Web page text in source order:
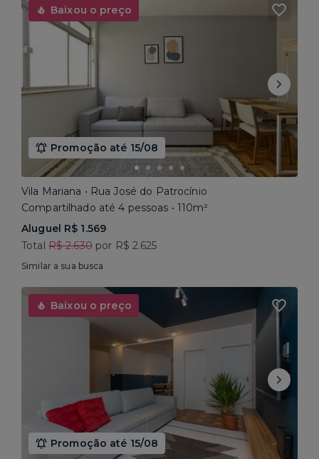
Baixou o preço
Promoção até 15/08
Vila Mariana • Rua José do Patrocínio
Compartilhado até 4 pessoas • 110m²
Aluguel R$ 1.569
Total R$ 2.630por R$ 2.625
Similar a sua busca
Baixou o preço
Promoção até 15/08